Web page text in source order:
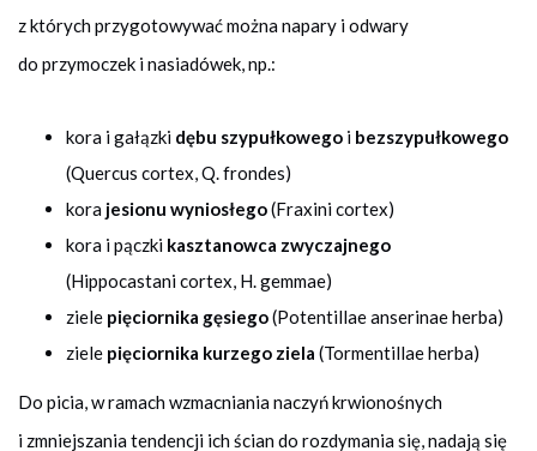
z których przygotowywać można napary i odwary
do przymoczek i nasiadówek, np.:
kora i gałązki dębu szypułkowego i bezszypułkowego
(Quercus cortex, Q. frondes)
kora jesionu wyniosłego(Fraxini cortex)
kora i pączki kasztanowca zwyczajnego
(Hippocastani cortex, H. gemmae)
ziele pięciornika gęsiego(Potentillae anserinae herba)
ziele pięciornika kurzego ziela (Tormentillae herba)
Do picia, w ramach wzmacniania naczyń krwionośnych
i zmniejszania tendencji ich ścian do rozdymania się, nadają się